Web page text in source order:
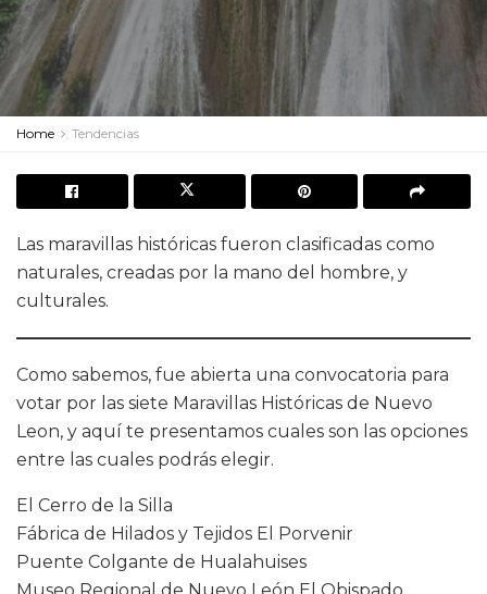
Home Tendencias
Las maravillas históricas fueron clasificadas como
naturales, creadas por la mano del hombre, y
culturales.
Como sabemos, fue abierta una convocatoria para
votar por las siete Maravillas Históricas de Nuevo
Leon, y aquí te presentamos cuales son las opciones
entre las cuales podrás elegir.
El Cerro de la Silla
Fábrica de Hilados y Tejidos El Porvenir
Puente Colgante de Hualahuises